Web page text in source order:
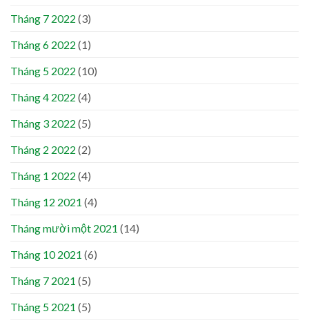
Tháng 7 2022 (3)
Tháng 6 2022 (1)
Tháng 5 2022 (10)
Tháng 4 2022 (4)
Tháng 3 2022 (5)
Tháng 2 2022 (2)
Tháng 1 2022 (4)
Tháng 12 2021 (4)
Tháng mười một 2021 (14)
Tháng 10 2021 (6)
Tháng 7 2021 (5)
Tháng 5 2021 (5)